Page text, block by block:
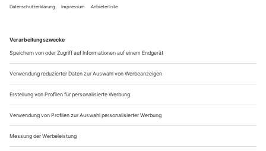
Bestellungen“ auf www.der-theaterverlag.de gekündigt
in Kraft.
Aus steuerlichen Gründen abweichende Preise für Käufe
außerhalb Deutschlands (Endpreis vor Auslösen der Bestellung
ersichtlich)